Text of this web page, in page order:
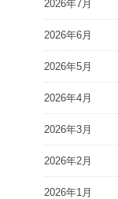
2026年7月
2026年6月
2026年5月
2026年4月
2026年3月
2026年2月
2026年1月